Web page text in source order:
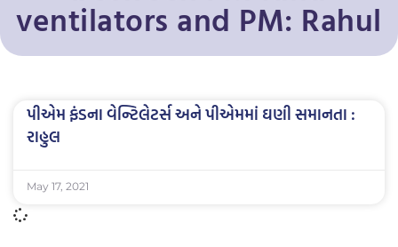
ventilators and PM: Rahul
પીએમ ફંડના વેન્ટિલેટર્સ અને પીએમમાં ઘણી સમાનતા :
રાહુલ
May 17, 2021